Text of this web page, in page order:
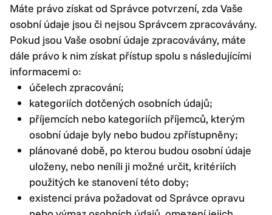
Máte právo získat od Správce potvrzení, zda Vaše
osobní údaje jsou či nejsou Správcem zpracovávány.
Pokud jsou Vaše osobní údaje zpracovávány, máte
dále právo k nim získat přístup spolu s následujícími
informacemi o:
účelech zpracování;
kategoriích dotčených osobních údajů;
příjemcích nebo kategoriích příjemců, kterým
osobní údaje byly nebo budou zpřístupněny;
plánované době, po kterou budou osobní údaje
uloženy, nebo neníli ji možné určit, kritériích
použitých ke stanovení této doby;
existenci práva požadovat od Správce opravu